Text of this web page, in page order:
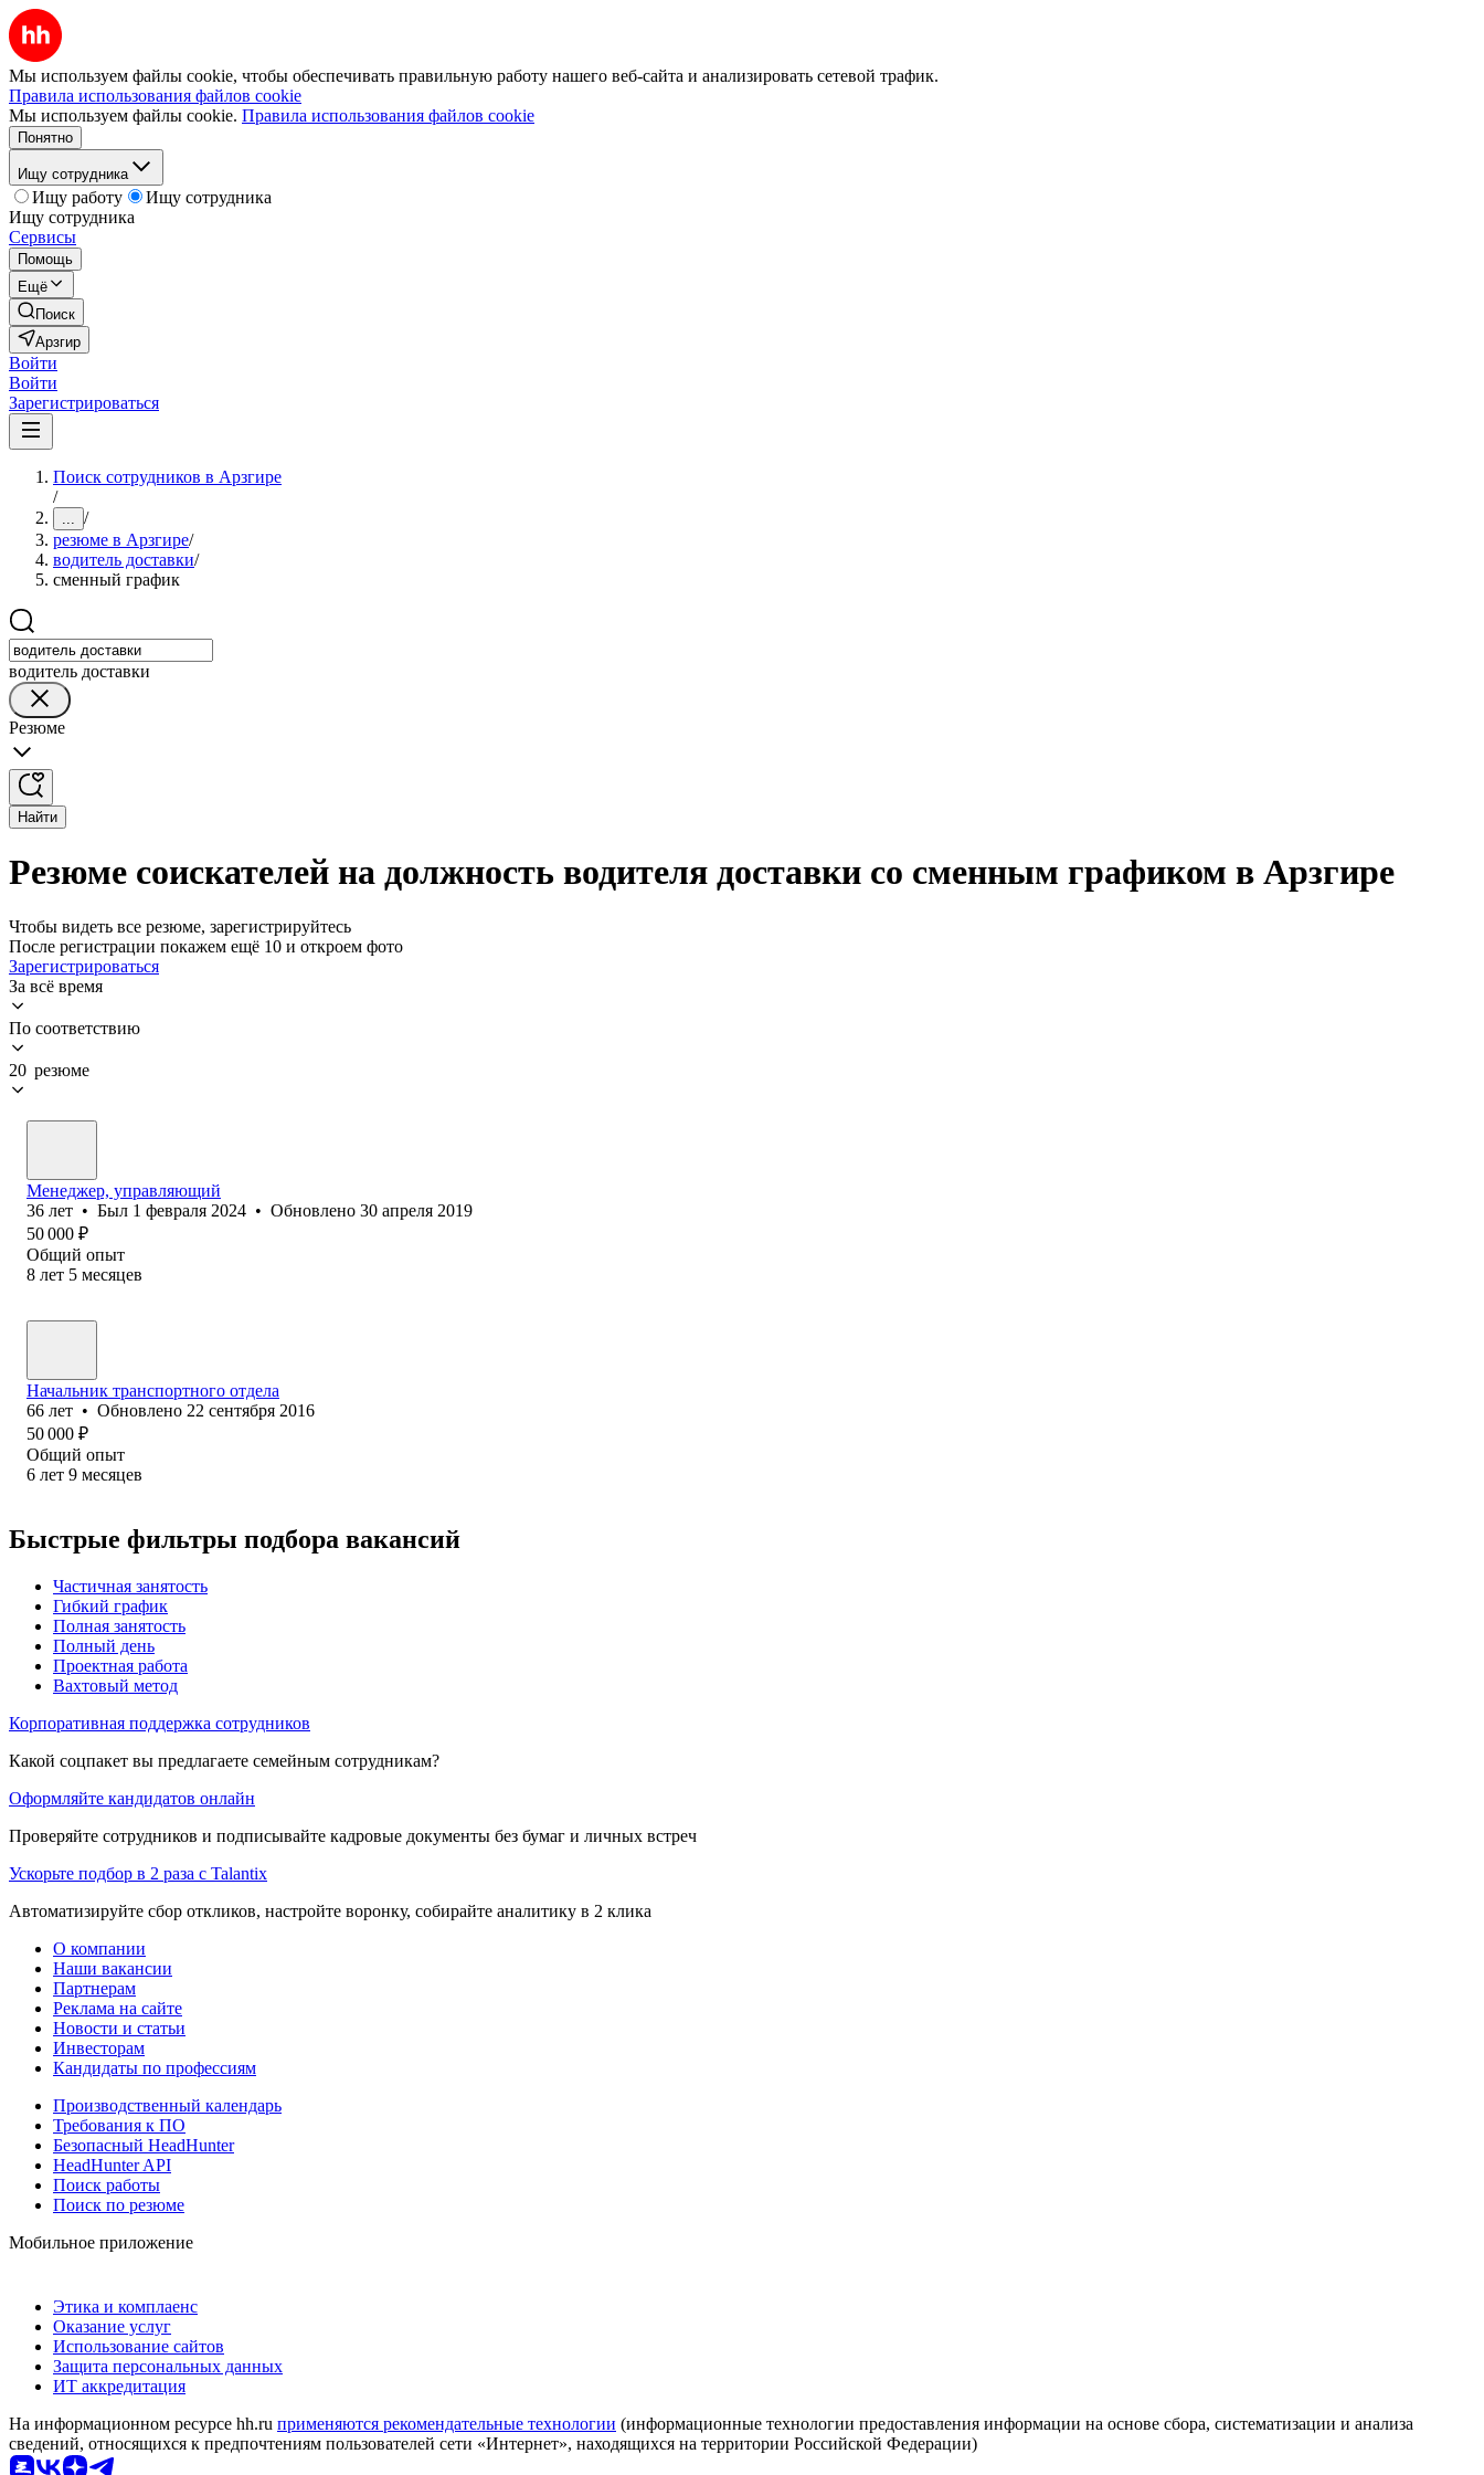
Мы используем файлы cookie, чтобы обеспечивать правильную работу нашего веб-сайта и анализировать сетевой трафик.
Правила использования файлов cookie
Мы используем файлы cookie. Правила использования файлов cookie
Понятно
Ищу сотрудника
Ищу работу
Ищу сотрудника
Ищу сотрудника
Сервисы
Помощь
Ещё
Поиск
Арзгир
Войти
Войти
Зарегистрироваться
Поиск сотрудников в Арзгире
/
... /
резюме в Арзгире/
водитель доставки/
сменный график
водитель доставки
Резюме
Найти
Резюме соискателей на должность водителя доставки со сменным графиком в Арзгире
Чтобы видеть все резюме, зарегистрируйтесь
После регистрации покажем ещё 10 и откроем фото
Зарегистрироваться
За всё время
По соответствию
20 резюме
Менеджер, управляющий
36 лет • Был 1 февраля 2024 • Обновлено 30 апреля 2019
50 000 ₽
Общий опыт
8 лет 5 месяцев
Начальник транспортного отдела
66 лет • Обновлено 22 сентября 2016
50 000 ₽
Общий опыт
6 лет 9 месяцев
Быстрые фильтры подбора вакансий
Частичная занятость
Гибкий график
Полная занятость
Полный день
Проектная работа
Вахтовый метод
Корпоративная поддержка сотрудников
Какой соцпакет вы предлагаете семейным сотрудникам?
Оформляйте кандидатов онлайн
Проверяйте сотрудников и подписывайте кадровые документы без бумаг и личных встреч
Ускорьте подбор в 2 раза с Talantix
Автоматизируйте сбор откликов, настройте воронку, собирайте аналитику в 2 клика
О компании
Наши вакансии
Партнерам
Реклама на сайте
Новости и статьи
Инвесторам
Кандидаты по профессиям
Производственный календарь
Требования к ПО
Безопасный HeadHunter
HeadHunter API
Поиск работы
Поиск по резюме
Мобильное приложение
Этика и комплаенс
Оказание услуг
Использование сайтов
Защита персональных данных
ИТ аккредитация
На информационном ресурсе hh.ru применяются рекомендательные технологии (информационные технологии предоставления информации на основе сбора, систематизации и анализа
сведений, относящихся к предпочтениям пользователей сети «Интернет», находящихся на территории Российской Федерации)